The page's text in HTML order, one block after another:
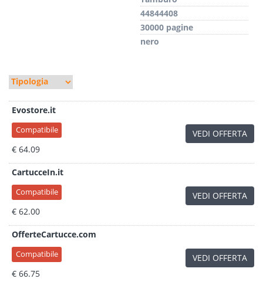
44844408
30000 pagine
nero
Evostore.it
Compatibile
€ 64.09
VEDI OFFERTA
CartucceIn.it
Compatibile
€ 62.00
VEDI OFFERTA
OfferteCartucce.com
Compatibile
€ 66.75
VEDI OFFERTA